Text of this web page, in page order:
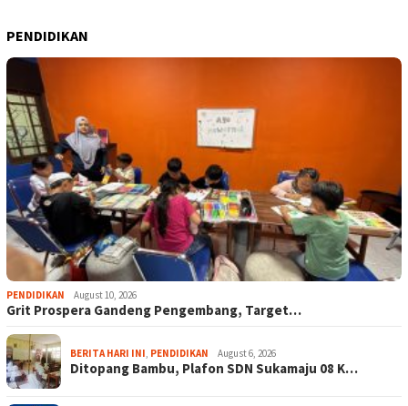
PENDIDIKAN
PENDIDIKAN August 10, 2026
Grit Prospera Gandeng Pengembang, Target…
BERITA HARI INI PENDIDIKAN August 6, 2026
Ditopang Bambu, Plafon SDN Sukamaju 08 K…